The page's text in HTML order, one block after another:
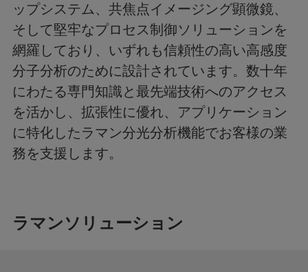
ップシステム、共焦点イメージング顕微鏡、
そして堅牢なプロセス制御ソリューションを
網羅しており、いずれも信頼性の高い高感度
分子分析のために設計されています。数十年
にわたる専門知識と最先端技術へのアクセス
を活かし、拡張性に優れ、アプリケーション
に特化したラマン分光分析機能でお客様の業
務を支援します。
ラマンソリューション